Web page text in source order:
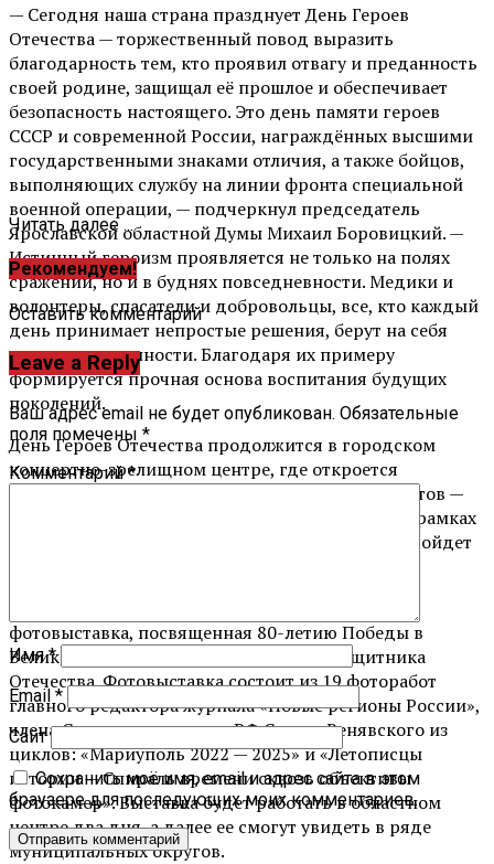
— Сегодня наша страна празднует День Героев
Отечества — торжественный повод выразить
благодарность тем, кто проявил отвагу и преданность
своей родине, защищал её прошлое и обеспечивает
безопасность настоящего. Это день памяти героев
СССР и современной России, награждённых высшими
государственными знаками отличия, а также бойцов,
выполняющих службу на линии фронта специальной
военной операции, — подчеркнул председатель
Ярославской областной Думы Михаил Боровицкий. —
Истинный героизм проявляется не только на полях
сражений, но и в буднях повседневности. Медики и
волонтеры, спасатели и добровольцы, все, кто каждый
день принимает непростые решения, берут на себя
груз ответственности. Благодаря их примеру
формируется прочная основа воспитания будущих
поколений.
День Героев Отечества продолжится в городском
концертно-зрелищном центре, где откроется
креативная площадка юного поколения патриотов —
регионального отделения Движение Первых: в рамках
федерального проекта «Хранители истории» пройдет
фотовыставка, посвященная 80-летию Победы в
Великой Отечественной войне и Году защитника
Отечества. Фотовыставка состоит из 19 фоторабот
главного редактора журнала «Новые регионы России»,
члена Союза журналистов РФ Сергея Венявского из
циклов: «Мариуполь 2022 — 2025» и «Летописцы
истории — Спираль времени сквозь объективы
фотокамер». Выставка будет работать в областном
центре два дня, а далее ее смогут увидеть в ряде
муниципальных округов.
Читать далее ...
Рекомендуем!
Оставить комментарий
Leave a Reply
Ваш адрес email не будет опубликован. Обязательные
поля помечены *
Комментарий*
Имя*
Email *
Сайт
Сохранить моё имя, email и адрес сайта в этом
браузере для последующих моих комментариев.